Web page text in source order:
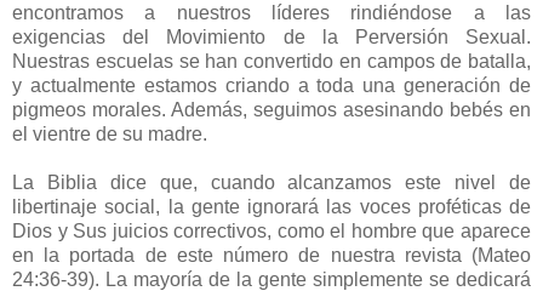
encontramos a nuestros líderes rindiéndose a las
exigencias del Movimiento de la Perversión Sexual.
Nuestras escuelas se han convertido en campos de batalla,
y actualmente estamos criando a toda una generación de
pigmeos morales. Además, seguimos asesinando bebés en
el vientre de su madre.
La Biblia dice que, cuando alcanzamos este nivel de
libertinaje social, la gente ignorará las voces proféticas de
Dios y Sus juicios correctivos, como el hombre que aparece
en la portada de este número de nuestra revista (Mateo
24:36-39). La mayoría de la gente simplemente se dedicará